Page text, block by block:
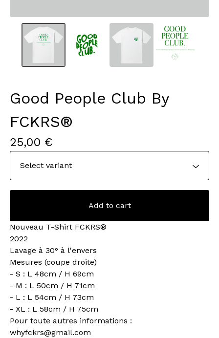
Good People Club By
FCKRS®
25,00 €
Add to cart
Nouveau T-Shirt FCKRS®
2022
Lavage à 30° à l'envers
Mesures (coupe droite)
- S : L 48cm / H 69cm
- M : L 50cm / H 71cm
- L : L 54cm / H 73cm
- XL : L 58cm / H 75cm
Pour toute autres informations :
whyfckrs@gmail.com